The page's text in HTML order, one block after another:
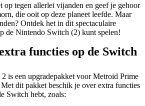
op tegen allerlei vijanden en geef je gehoor
die ooit op deze planeet leefde. Maar
Ontdek het in dit spectaculaire
de Nintendo Switch (2) kunt spelen!
functies op de Switch
is een upgradepakket voor Metroid Prime
dit pakket beschik je over extra functies
Switch hebt, zoals: